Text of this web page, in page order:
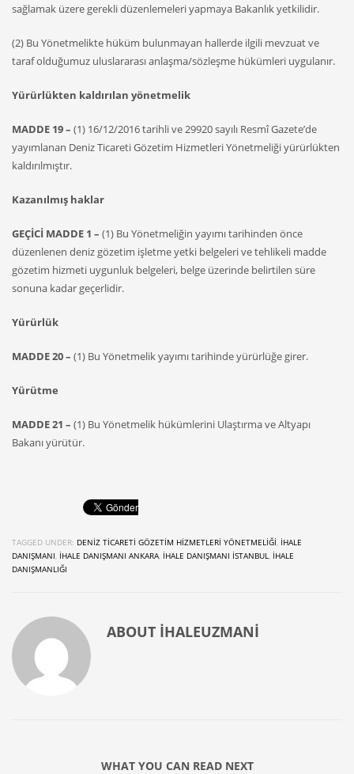
sağlamak üzere gerekli düzenlemeleri yapmaya Bakanlık yetkilidir.
(2) Bu Yönetmelikte hüküm bulunmayan hallerde ilgili mevzuat ve
taraf olduğumuz uluslararası anlaşma/sözleşme hükümleri uygulanır.
Yürürlükten kaldırılan yönetmelik
MADDE 19 – (1) 16/12/2016 tarihli ve 29920 sayılı Resmî Gazete’de
yayımlanan Deniz Ticareti Gözetim Hizmetleri Yönetmeliği yürürlükten
kaldırılmıştır.
Kazanılmış haklar
GEÇİCİ MADDE 1 – (1) Bu Yönetmeliğin yayımı tarihinden önce
düzenlenen deniz gözetim işletme yetki belgeleri ve tehlikeli madde
gözetim hizmeti uygunluk belgeleri, belge üzerinde belirtilen süre
sonuna kadar geçerlidir.
Yürürlük
MADDE 20 – (1) Bu Yönetmelik yayımı tarihinde yürürlüğe girer.
Yürütme
MADDE 21 – (1) Bu Yönetmelik hükümlerini Ulaştırma ve Altyapı
Bakanı yürütür.
TAGGED UNDER: DENIZ TICARETI GÖZETIM HIZMETLERI YÖNETMELIĞI İHALE
DANIŞMANI İHALE DANIŞMANI ANKARA IHALE DANIŞMANI ISTANBUL
IHALE
DANIŞMANLIĞI
ABOUT IHALEUZMANI
WHAT YOU CAN READ NEXT